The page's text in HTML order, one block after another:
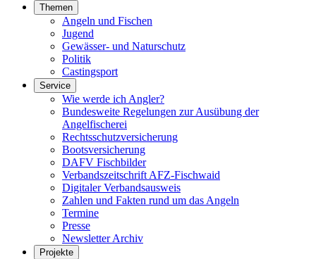
Themen
Angeln und Fischen
Jugend
Gewässer- und Naturschutz
Politik
Castingsport
Service
Wie werde ich Angler?
Bundesweite Regelungen zur Ausübung der
Angelfischerei
Rechtsschutzversicherung
Bootsversicherung
DAFV Fischbilder
Verbandszeitschrift AFZ-Fischwaid
Digitaler Verbandsausweis
Zahlen und Fakten rund um das Angeln
Termine
Presse
Newsletter Archiv
Projekte